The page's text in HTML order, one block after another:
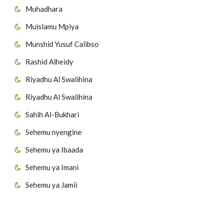
Muhadhara
Muislamu Mpiya
Munshid Yusuf Calibso
Rashid Alheidy
Riyadhu Al Swalihina
Riyadhu Al Swalihina
Sahih Al-Bukhari
Sehemu nyengine
Sehemu ya Ibaada
Sehemu ya Imani
Sehemu ya Jamii